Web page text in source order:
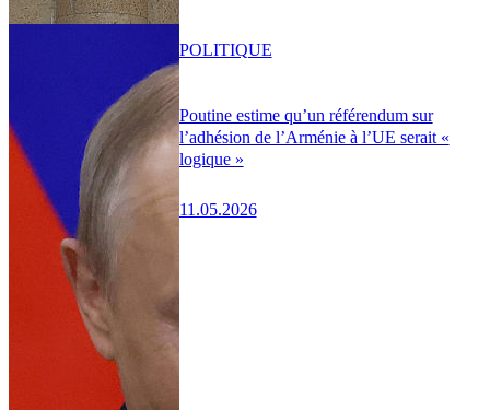
Poutine estime qu’un référendum sur
l’adhésion de l’Arménie à l’UE serait «
logique »
11.05.2026
POLITIQUE